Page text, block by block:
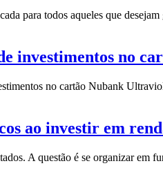
para todos aqueles que
investimentos no
no cartão Nubank
ao investir em
A questão é se organizar em